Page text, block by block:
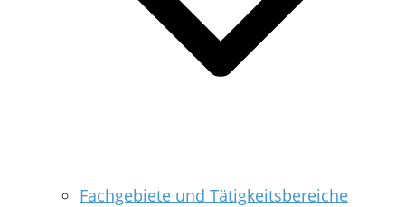
Fachgebiete und Tätigkeitsbereiche